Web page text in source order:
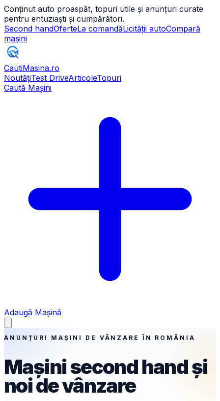
Conținut auto proaspăt, topuri utile și anunțuri curate
pentru entuziaști și cumpărători.
Second handOferteLa comandăLicității autoCompară
mașini
CautiMasina.ro
NoutățiTest DriveArticoleTopuri
Caută Mașini
Adaugă Mașină
ANUNȚURI MAȘINI DE VÂNZARE ÎN ROMÂNIA
Mașini second hand și
noi de vânzare